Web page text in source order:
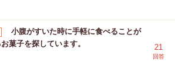
小腹がすいた時に手軽に食べることが
菓子を探しています。
21
回答